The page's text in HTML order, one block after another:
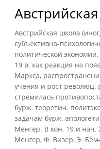
Австрийская школа
субъективно-
политической
19 в. как реакция на
Маркса,
учения и рост революц.
стремилась
бурж. теоретич.
задачам бурж.
Менгер. В кон. 19 и нач.
Менгер, Ф. Визер, Э.